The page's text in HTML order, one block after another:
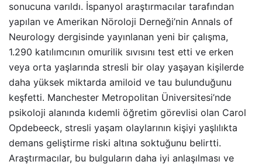
sonucuna varıldı. İspanyol araştırmacılar tarafından
yapılan ve Amerikan Nöroloji Derneği’nin Annals of
Neurology dergisinde yayınlanan yeni bir çalışma,
1.290 katılımcının omurilik sıvısını test etti ve erken
veya orta yaşlarında stresli bir olay yaşayan kişilerde
daha yüksek miktarda amiloid ve tau bulunduğunu
keşfetti. Manchester Metropolitan Üniversitesi’nde
psikoloji alanında kıdemli öğretim görevlisi olan Carol
Opdebeeck, stresli yaşam olaylarının kişiyi yaşlılıkta
demans geliştirme riski altına soktuğunu belirtti.
Araştırmacılar, bu bulguların daha iyi anlaşılması ve